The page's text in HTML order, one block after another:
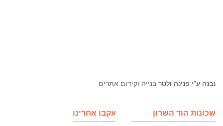
נבנה ע”י פנינה ולטר בנייה וקידום אתרים
שכונות הוד השרון עקבו אחרינו